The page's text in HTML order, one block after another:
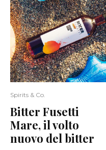
Spirits & Co.
Bitter Fusetti
Mare, il volto
nuovo del bitter